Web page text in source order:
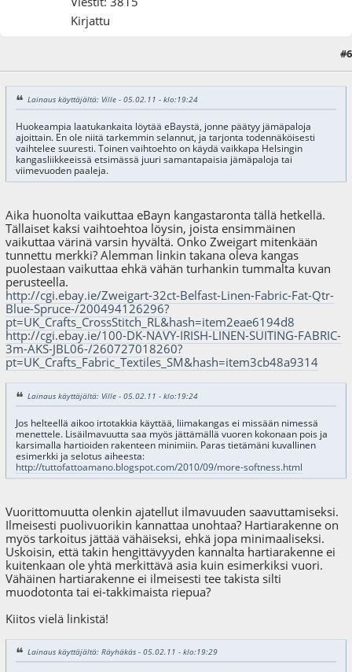
Kirjattu
#6
Lainaus käyttäjältä: Ville - 05.02.11 - klo:19:24
Huokeampia laatukankaita löytää eBaystä, jonne päätyy jämäpaloja
ajoittain. En ole niitä tarkemmin selannut, ja tarjonta todennäköisesti
vaihtelee suuresti. Toinen vaihtoehto on käydä vaikkapa Helsingin
kangasliikkeeissä etsimässä juuri samantapaisia jämäpaloja tai
viimevuoden paaleja.
Aika huonolta vaikuttaa eBayn kangastaronta tällä hetkellä.
Tällaiset kaksi vaihtoehtoa löysin, joista ensimmäinen
vaikuttaa värinä varsin hyvältä. Onko Zweigart mitenkään
tunnettu merkki? Alemman linkin takana oleva kangas
puolestaan vaikuttaa ehkä vähän turhankin tummalta kuvan
perusteella.
http://cgi.ebay.ie/Zweigart-32ct-Belfast-Linen-Fabric-Fat-Qtr-
Blue-Spruce-/200494126296?
pt=UK_Crafts_CrossStitch_RL&hash=item2eae6194d8
http://cgi.ebay.ie/100-DK-NAVY-IRISH-LINEN-SUITING-FABRIC-
3m-AKS-JBL06-/260727018260?
pt=UK_Crafts_Fabric_Textiles_SM&hash=item3cb48a9314
Lainaus käyttäjältä: Ville - 05.02.11 - klo:19:24
Jos helteellä aikoo irtotakkia käyttää, liimakangas ei missään nimessä
menettele. Lisäilmavuutta saa myös jättämällä vuoren kokonaan pois ja
karsimalla hartioiden rakenteen minimiin. Paras tietämäni kuvallinen
esimerkki ja selotus aiheesta:
http://tuttofattoamano.blogspot.com/2010/09/more-softness.html
Vuorittomuutta olenkin ajatellut ilmavuuden saavuttamiseksi.
Ilmeisesti puolivuorikin kannattaa unohtaa? Hartiarakenne on
myös tarkoitus jättää vähäiseksi, ehkä jopa minimaaliseksi.
Uskoisin, että takin hengittävyyden kannalta hartiarakenne ei
kuitenkaan ole yhtä merkittävä asia kuin esimerkiksi vuori.
Vähäinen hartiarakenne ei ilmeisesti tee takista silti
muodotonta tai ei-takkimaista riepua?
Kiitos vielä linkistä!
Lainaus käyttäjältä: Räyhäkäs - 05.02.11 - klo:19:29